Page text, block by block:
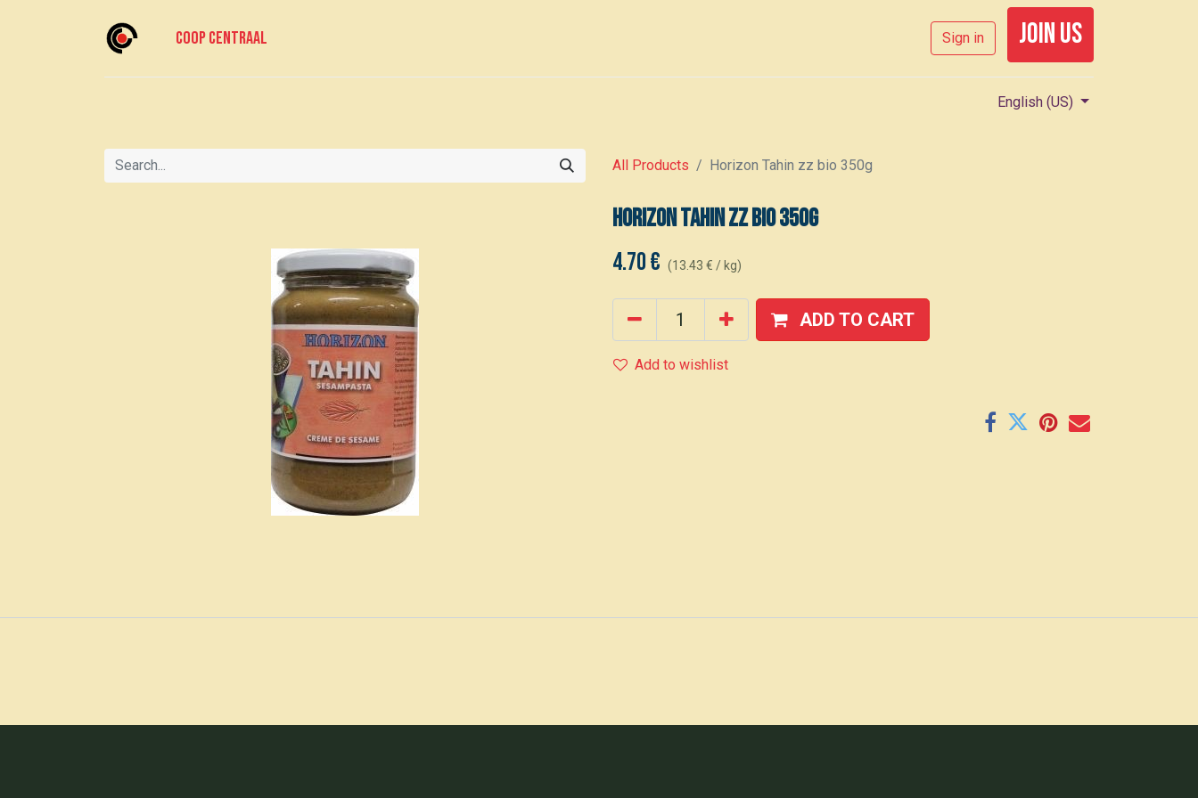
Coop centraal Sign in join us
English (US)
All Products Horizon Tahin zz bio 350g
Horizon Tahin zz bio 350g
4.70€ (13.43 € / kg)
ADD TO CART
Add to wishlist